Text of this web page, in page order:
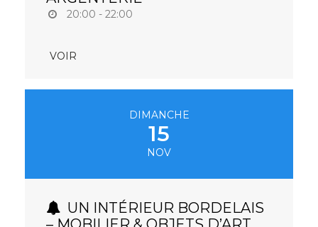
20:00 - 22:00
VOIR
DIMANCHE
15
NOV
UN INTÉRIEUR BORDELAIS